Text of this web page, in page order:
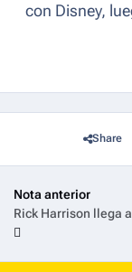
con Disney,
Share
Nota anterior